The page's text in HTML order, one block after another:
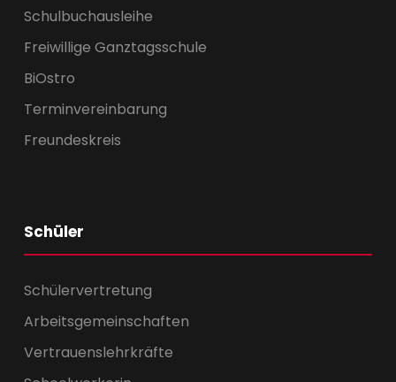
Schulbuchausleihe
Freiwillige Ganztagsschule
BiOstro
Terminvereinbarung
Freundeskreis
Schüler
Schülervertretung
Arbeitsgemeinschaften
Vertrauenslehrkräfte